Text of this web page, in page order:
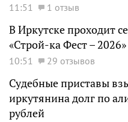
11:51 1 отзыв
В Иркутске проходит
«Строй-ка Фест – 2026»
10:51 29 отзывов
Судебные приставы
иркутянина долг по
рублей